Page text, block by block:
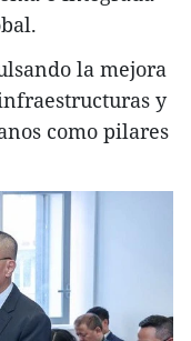
la mejora
y
como pilares